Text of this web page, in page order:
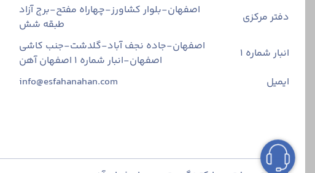
دفتر مرکزی
اصفهان-بلوار کشاورز-چهاراه مفتح-برج آزاد
طبقه شش
انبار شماره 1
اصفهان-جاده نجف آباد-گلدشت-جنب کاشی
اصفهان-انبار شماره ۱ اصفهان آهن
ایمیل
info@esfahanahan.com